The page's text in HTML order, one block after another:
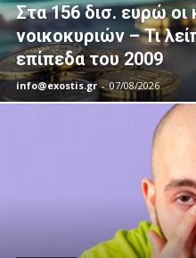
Στα 156 δισ. ευρώ
νοικοκυριών – Τι
επίπεδα του 2009
info@exostis.gr - 07/08/2026